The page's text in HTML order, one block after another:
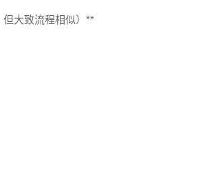
大致流程相似）**